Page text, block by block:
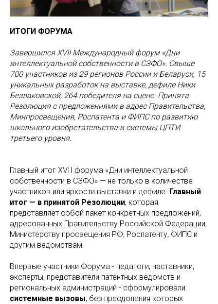
ИТОГИ ФОРУМА
Завершился XVII Международный форум «Дни
интеллектуальной собственности в СЗФО». Свыше
700 участников из 29 регионов России и Беларуси, 15
уникальных разработок на выставке, дефиле Ники
Безлаковской, 264 победителя на сцене. Принята
Резолюция с предложениями в адрес Правительства,
Минпросвещения, Роспатента и ФИПС по развитию
школьного изобретательства и системы ЦПТИ
третьего уровня.
Главный итог XVII форума «Дни интеллектуальной
собственности в СЗФО» — не только в количестве
участников или яркости выставки и дефиле. Главный
итог — в принятой Резолюции, которая
представляет собой пакет конкретных предложений,
адресованных Правительству Российской Федерации,
Министерству просвещения РФ, Роспатенту, ФИПС и
другим ведомствам.
Впервые участники Форума - педагоги, наставники,
эксперты, представители патентных ведомств и
региональных администраций - сформулировали
системные вызовы, без преодоления которых